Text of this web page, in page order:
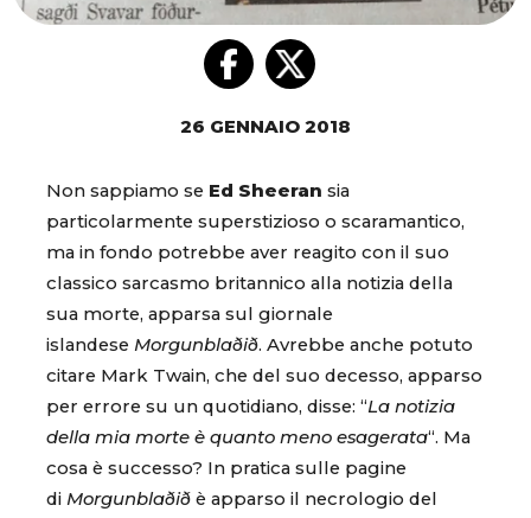
26 GENNAIO 2018
Non sappiamo se Ed Sheeran sia
particolarmente superstizioso o scaramantico,
ma in fondo potrebbe aver reagito con il suo
classico sarcasmo britannico alla notizia della
sua morte, apparsa sul giornale
islandese Morgunblaðið. Avrebbe anche potuto
citare Mark Twain, che del suo decesso, apparso
per errore su un quotidiano, disse: “La notizia
della mia morte è quanto meno esagerata“. Ma
cosa è successo? In pratica sulle pagine
di Morgunblaðið è apparso il necrologio del